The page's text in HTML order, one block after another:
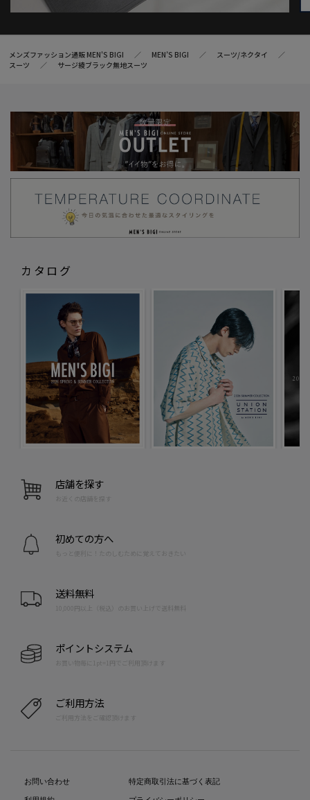
メンズファッション通販 MEN'S BIGI MEN’S BIGI
スーツ/ネクタイ
スーツ
サージ綾ブラック無地スーツ
カタログ
店舗を探す
お近くの店舗を探す
初めての方へ
もっと便利に！たのしむために覚えておきたい
送料無料
10,000円以上（税込）のお買い上げで送料無料
ポイントシステム
お買い物毎に1pt=1円でご利用頂けます
ご利用方法
ご利用方法をご確認頂けます
お問い合わせ
特定商取引法に基づく表記